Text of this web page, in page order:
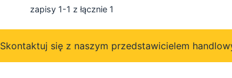
zapisy 1-1 z łącznie 1
Skontaktuj się z naszym przedstawicielem